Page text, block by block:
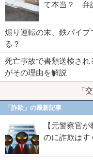
て本当？ 弁
煽り運転の末、鉄パイ
る？
死亡事故で書類送検さ
がその理由を解説
「
「詐欺」の最新記事
【元警察官
のに詐欺はす